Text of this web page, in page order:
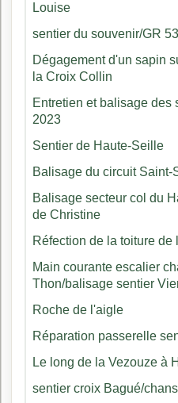
Louise
sentier du souvenir/GR
Dégagement d'un sapin
la Croix Collin
Entretien et balisage des
2023
Sentier de Haute-Seille
Balisage du circuit
Balisage secteur col du
de Christine
Réfection de la toiture
Main courante escalier
Thon/balisage sentier
Roche de l'aigle
Réparation passerelle
Le long de la Vezouze à
sentier croix Bagué/